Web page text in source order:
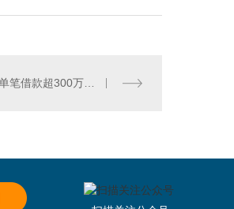
浙江立法规范民间借贷：单笔借款超300万元人民币需备案